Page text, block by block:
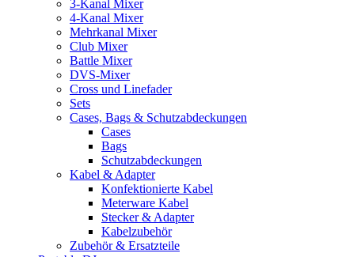
3-Kanal Mixer
4-Kanal Mixer
Mehrkanal Mixer
Club Mixer
Battle Mixer
DVS-Mixer
Cross und Linefader
Sets
Cases, Bags & Schutzabdeckungen
Cases
Bags
Schutzabdeckungen
Kabel & Adapter
Konfektionierte Kabel
Meterware Kabel
Stecker & Adapter
Kabelzubehör
Zubehör & Ersatzteile